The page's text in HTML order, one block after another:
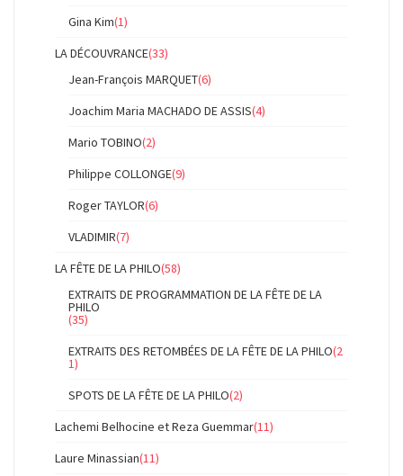
Gina Kim(1)
LA DÉCOUVRANCE(33)
Jean-François MARQUET(6)
Joachim Maria MACHADO DE ASSIS(4)
Mario TOBINO(2)
Philippe COLLONGE(9)
Roger TAYLOR(6)
VLADIMIR(7)
LA FÊTE DE LA PHILO(58)
EXTRAITS DE PROGRAMMATION DE LA FÊTE DE LA
PHILO
(35)
EXTRAITS DES RETOMBÉES DE LA FÊTE DE LA PHILO(2
1)
SPOTS DE LA FÊTE DE LA PHILO(2)
Lachemi Belhocine et Reza Guemmar(11)
Laure Minassian(11)